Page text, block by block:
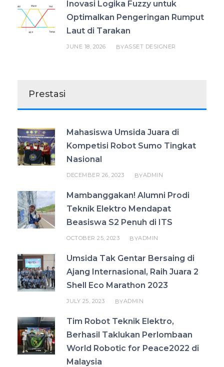
Inovasi Logika Fuzzy untuk
Optimalkan Pengeringan Rumput
Laut di Tarakan
JUNE 18, 2026 BYASSET DESIGNER
Prestasi
Mahasiswa Umsida Juara di
Kompetisi Robot Sumo Tingkat
Nasional
DECEMBER 26, 2023 BYADMIN
Mambanggakan! Alumni Prodi
Teknik Elektro Mendapat
Beasiswa S2 Penuh di ITS
OCTOBER 25, 2023 BYADMIN
Umsida Tak Gentar Bersaing di
Ajang Internasional, Raih Juara 2
Shell Eco Marathon 2023
JULY 25, 2023 BYADMIN
Tim Robot Teknik Elektro,
Berhasil Taklukan Perlombaan
World Robotic for Peace2022 di
Malaysia